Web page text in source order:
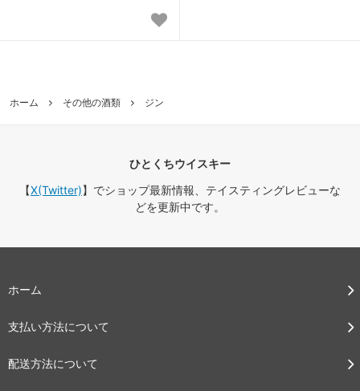
ホーム その他の酒類 ジン
ひとくちウイスキー
【X(Twitter)】でショップ最新情報、テイスティングレビューな
どを更新中です。
ホーム
支払い方法について
配送方法について